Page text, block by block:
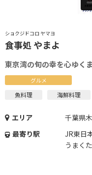
ショクジドコロ ヤマヨ
食事処 やまよ
東京湾の旬の幸を心ゆく
グルメ
魚料理 海鮮料理
エリア
千葉県
最寄り駅
JR東日
うまく